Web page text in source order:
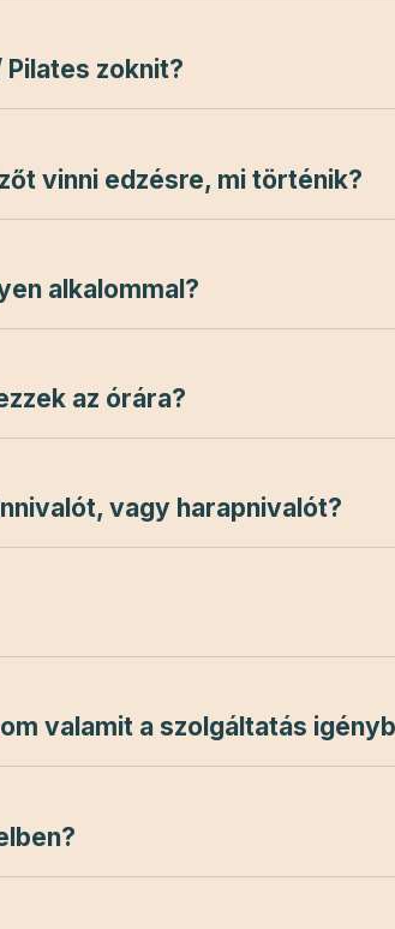
Pilates zoknit?
vinni edzésre, mi történik?
alkalommal?
az órára?
vagy harapnivalót?
valamit a szolgáltatás